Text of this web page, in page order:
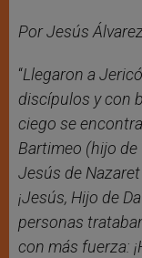
Por Jesús
“Llegaron a
discípulos y con
ciego se
Bartimeo (hijo de
Jesús de
¡Jesús, Hijo de
personas
con más fuerza: